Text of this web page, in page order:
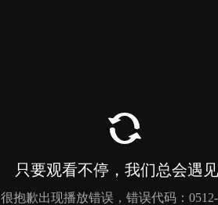
只要观看不停，我们总会遇见
很抱歉出现播放错误，错误代码：0512-